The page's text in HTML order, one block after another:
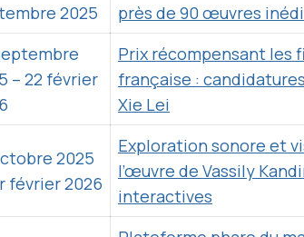
2025
près de 90 œuvres
– 22 février
Prix récompensant les
française :
Xie Lei
2025
février 2026
Exploration sonore et
l’œuvre de Vassily
interactives